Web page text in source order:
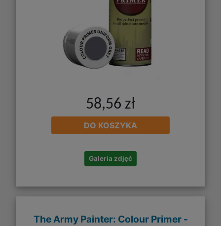
58,56 zł
DO KOSZYKA
Galeria zdjęć
The Army Painter: Colour Primer -